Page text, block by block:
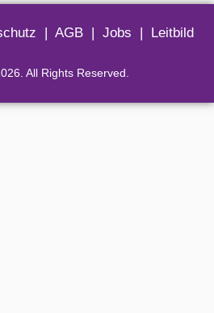
| AGB| Jobs | Leitbild
All Rights Reserved.